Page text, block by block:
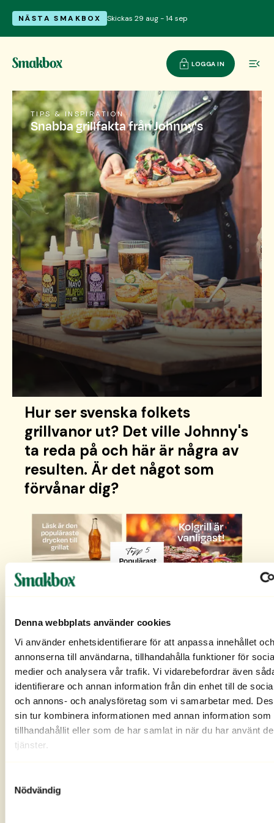
Denna webbplats använder cookies
Vi använder enhetsidentifierare för att anpassa innehållet och
annonserna till användarna, tillhandahålla funktioner för
medier och analysera vår trafik. Vi vidarebefordrar även
identifierare och annan information från din enhet till de
och annons- och analysföretag som vi samarbetar med.
sin tur kombinera informationen med annan information som
tillhandahållit eller som de har samlat in när du har använt
tjänster.
Nödvändig
NÄSTA SMAKBOX Skickas 29 aug - 14 sep
LOGGA IN
TIPS & INSPIRATION
Snabba grillfakta från Johnny's
Hur ser svenska folkets
grillvanor ut? Det ville Johnny's
ta reda på och här är några av
resulten. Är det något som
förvånar dig?
Topp 5 populärast att grilla:
2. Fläskkött
3. Nötkött
4. Grönsaker
30% grillar oavsett väder
Läsk är den populäraste drycken till grillat